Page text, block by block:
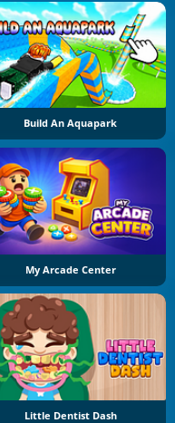
Build An Aquapark
My Arcade Center
Little Dentist Dash